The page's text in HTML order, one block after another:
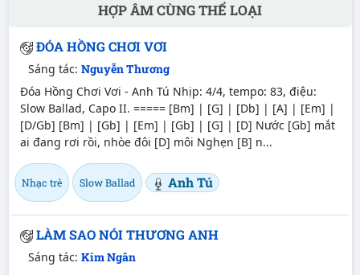
HỢP ÂM CÙNG THỂ LOẠI
ĐÓA HỒNG CHƠI VƠI
Sáng tác: Nguyễn Thương
Đóa Hồng Chơi Vơi - Anh Tú Nhịp: 4/4, tempo: 83, điệu:
Slow Ballad, Capo II. ===== [Bm] | [G] | [Db] | [A] | [Em] |
[D/Gb] [Bm] | [Gb] | [Em] | [Gb] | [G] | [D] Nước [Gb] mắt
ai đang rơi rồi, nhòe đôi [D] môi Nghẹn [B] n...
Nhạc trẻ Slow Ballad Anh Tú
LÀM SAO NÓI THƯƠNG ANH
Sáng tác: Kim Ngân